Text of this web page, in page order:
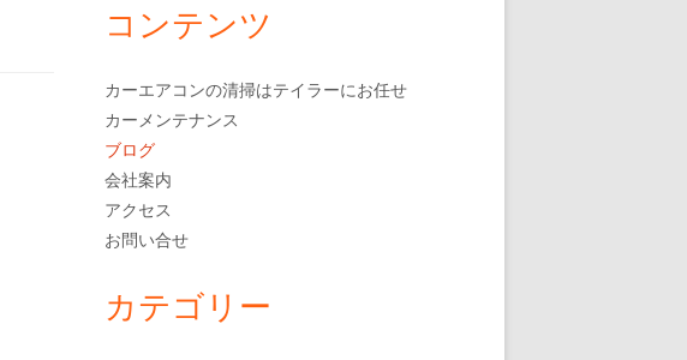
メ
イ
ン
サ
イ
バ
コンテンツ
カーエアコンの清掃はテイラーにお任せ
カーメンテナンス
ブログ
会社案内
アクセス
お問い合せ
カテゴリー